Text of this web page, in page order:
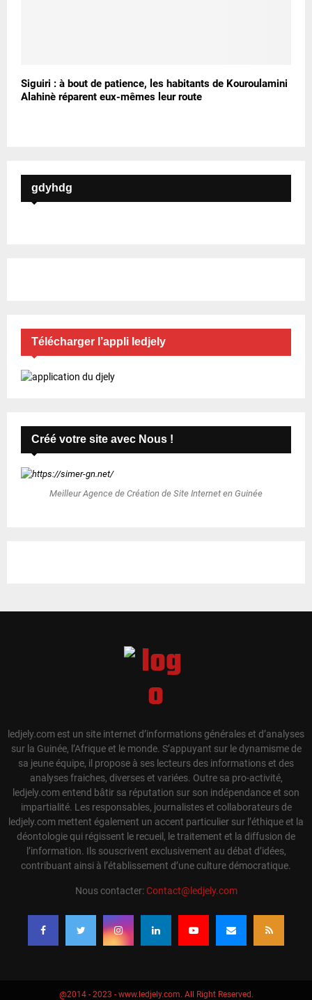
Siguiri : à bout de patience, les habitants de Kouroulamini
Alahinè réparent eux-mêmes leur route
gdyhdg
Télécharger l’appli ledjely
Créé votre site avec Nous !
Meilleur Agence de Création de Site Internet en Guinée
ledjely.com est un site internet d’informations générales et d’analyses
sur la Guinée, l’Afrique et le monde. S’appuyant sur le dynamisme de
sa jeune équipe, il propose à ses lecteurs des informations et des
analyses fraiches, diverses et variées. Outre sa pro-activité,
ledjely.com entend bâtir sa réputation sur son indépendance et son
impartialité. Les responsables, journalistes et collaborateurs de
ledjely.com mettent également un accent particulier sur l’éthique et la
déontologie qui régissent le recueil, le traitement et la diffusion de
l’information. Ils souscrivent exclusivement au débat d’idées,
contribuant ainsi à l’établissement d’une culture démocratique.
Nous contacter:Contact@ledjely.com
@2014 - 2023 - www.ledjely.com. All Right Reserved.